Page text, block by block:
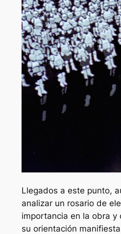
Llegados a este punto,
analizar un rosario de
importancia en la obra y
su orientación